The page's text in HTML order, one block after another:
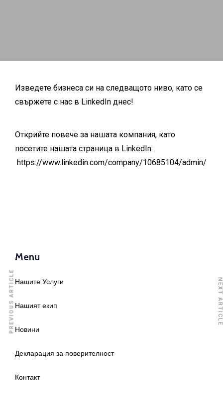
Изведете бизнеса си на следващото ниво, като се
свържете с нас в LinkedIn днес!
Открийте повече за нашата компания, като
посетите нашата страница в LinkedIn:
https://www.linkedin.com/company/10685104/admin/
PREVIOUS ARTICLE NEXT ARTICLE
Menu
Нашите Услуги
Нашият екип
Новини
Декларация за поверителност
Контакт